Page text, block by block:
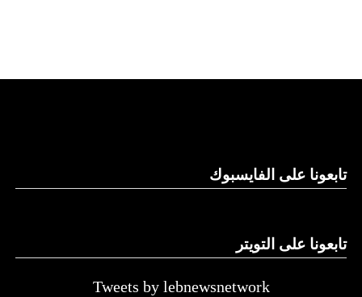
النهار
تابعونا على الفايسبوك
تابعونا على التويتر
Tweets by lebnewsnetwork